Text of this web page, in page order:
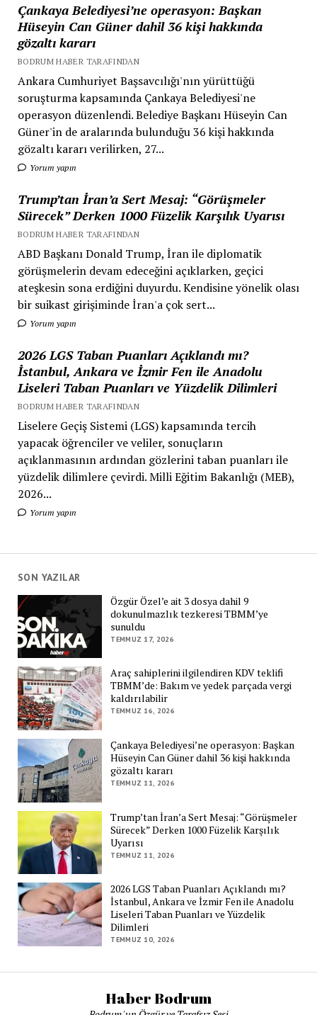
Çankaya Belediyesi’ne operasyon: Başkan
Hüseyin Can Güner dahil 36 kişi hakkında
gözaltı kararı
BODRUM HABER TARAFINDAN
Ankara Cumhuriyet Başsavcılığı'nın yürüttüğü
soruşturma kapsamında Çankaya Belediyesi'ne
operasyon düzenlendi. Belediye Başkanı Hüseyin Can
Güner'in de aralarında bulunduğu 36 kişi hakkında
gözaltı kararı verilirken, 27...
Yorum yapın
Trump’tan İran’a Sert Mesaj: “Görüşmeler
Sürecek” Derken 1000 Füzelik Karşılık Uyarısı
BODRUM HABER TARAFINDAN
ABD Başkanı Donald Trump, İran ile diplomatik
görüşmelerin devam edeceğini açıklarken, geçici
ateşkesin sona erdiğini duyurdu. Kendisine yönelik olası
bir suikast girişiminde İran'a çok sert...
Yorum yapın
2026 LGS Taban Puanları Açıklandı mı?
İstanbul, Ankara ve İzmir Fen ile Anadolu
Liseleri Taban Puanları ve Yüzdelik Dilimleri
BODRUM HABER TARAFINDAN
Liselere Geçiş Sistemi (LGS) kapsamında tercih
yapacak öğrenciler ve veliler, sonuçların
açıklanmasının ardından gözlerini taban puanları ile
yüzdelik dilimlere çevirdi. Milli Eğitim Bakanlığı (MEB),
2026...
Yorum yapın
SON YAZILAR
Özgür Özel’e ait 3 dosya dahil 9
dokunulmazlık tezkeresi TBMM’ye
sunuldu
TEMMUZ 17, 2026
Araç sahiplerini ilgilendiren KDV teklifi
TBMM’de: Bakım ve yedek parçada vergi
kaldırılabilir
TEMMUZ 16, 2026
Çankaya Belediyesi’ne operasyon: Başkan
Hüseyin Can Güner dahil 36 kişi hakkında
gözaltı kararı
TEMMUZ 11, 2026
Trump’tan İran’a Sert Mesaj: “Görüşmeler
Sürecek” Derken 1000 Füzelik Karşılık
Uyarısı
TEMMUZ 11, 2026
2026 LGS Taban Puanları Açıklandı mı?
İstanbul, Ankara ve İzmir Fen ile Anadolu
Liseleri Taban Puanları ve Yüzdelik
Dilimleri
TEMMUZ 10, 2026
Haber Bodrum